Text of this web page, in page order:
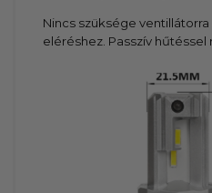
Nincs szüksége
eléréshez. Passzív hűtéssel